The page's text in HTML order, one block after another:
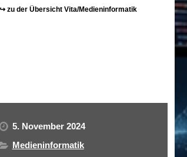
zu der Übersicht Vita/Medieninformatik
5. November 2024
Medieninformatik